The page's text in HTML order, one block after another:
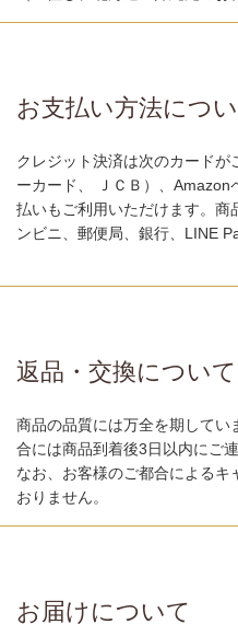
お支払い方法につ
クレジット決済は次のカードが
ーカード、 ＪＣＢ）、Amazon
払いもご利用いただけます。商
ンビニ、郵便局、銀行、LINE
返品・交換について
商品の品質には万全を期して
合には商品到着後3日以内にご連
なお、お客様のご都合による
おりません。
お届けについて